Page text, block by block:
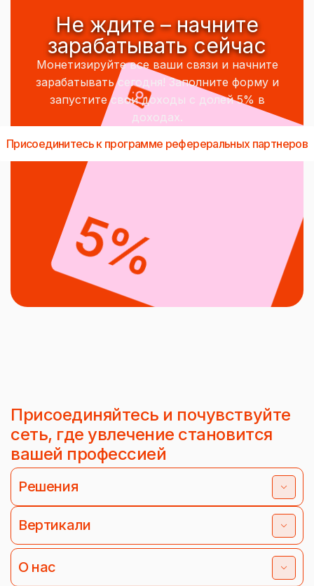
Не ждите – начните
зарабатывать сейчас
Монетизируйте все ваши связи и начните
зарабатывать сегодня! Заполните форму и
запустите свои доходы с долей 5% в
доходах.
Присоединитесь к программе рефереральных партнеров
5%
Присоединяйтесь и почувствуйте
сеть, где увлечение становится
вашей профессией
Решения
Вертикали
О нас